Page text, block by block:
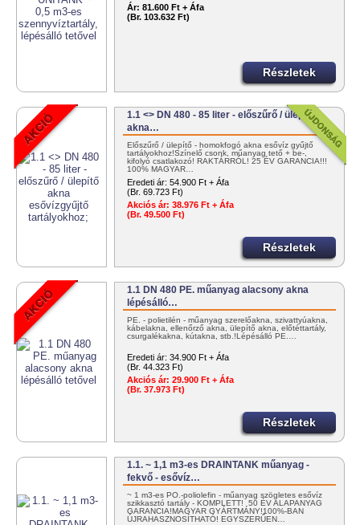
Ár: 81.600 Ft + Áfa
(Br. 103.632 Ft)
Részletek
1.1 <> DN 480 - 85 liter - előszűrő / ülepítő
akna…
Előszűrő / ülepítő - homokfogó akna esővíz gyűjtő
tartályokhoz!Színelő csonk, műanyag tető + be-,
kifolyó csatlakozó! RAKTÁRRÓL! 25 ÉV GARANCIA!!!
100% MAGYAR…
Eredeti ár: 54.900 Ft + Áfa
(Br. 69.723 Ft)
Akciós ár: 38.976 Ft + Áfa
(Br. 49.500 Ft)
Részletek
1.1 DN 480 PE. műanyag alacsony akna
lépésálló…
PE. - polietilén - műanyag szerelőakna, szivattyúakna,
kábelakna, ellenőrző akna, ülepítő akna, előtéttartály,
csurgalékakna, kútakna, stb.!Lépésálló PE.…
Eredeti ár: 34.900 Ft + Áfa
(Br. 44.323 Ft)
Akciós ár: 29.900 Ft + Áfa
(Br. 37.973 Ft)
Részletek
1.1. ~ 1,1 m3-es DRAINTANK műanyag -
fekvő - esővíz…
~ 1 m3-es PO.-poliolefin - műanyag szögletes esővíz
szikkasztó tartály - KOMPLETT! 50 ÉV ALAPANYAG
GARANCIA!MAGYAR GYÁRTMÁNY!100%-BAN
ÚJRAHASZNOSÍTHATÓ! EGYSZERŰEN…